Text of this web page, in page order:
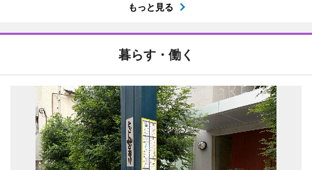
もっと見る
暮らす・働く